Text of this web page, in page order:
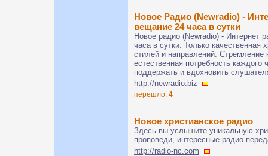
Новое Радио (Newradio) -
вещание 24 часа в сутки
Новое радио (Newradio) - Интернет
часа в сутки. Только качественная
стилей и направлений.
естественная потребность
поддержать и вдохновить
http://newradio.biz
перешло: 4
Новое христианское радио
Здесь вы услышите уникальную
проповеди, интересные радио
http://radio-nc.com